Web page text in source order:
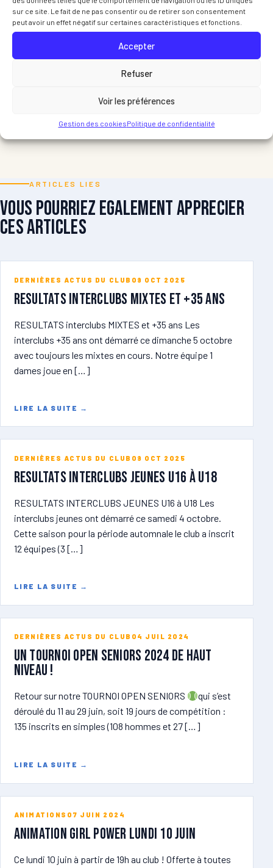
sur ce site. Le fait de ne pas consentir ou de retirer son consentement
peut avoir un effet négatif sur certaines caractéristiques et fonctions.
Accepter
Refuser
Voir les préférences
Gestion des cookiesPolitique de confidentialité
ARTICLES LIES
Vous pourriez egalement apprecier
ces articles
DERNIÈRES ACTUS DU CLUB 09 OCT 2025
RESULTATS Interclubs MIXTES et +35 ans
RESULTATS interclubs MIXTES et +35 ans Les
interclubs +35 ans ont démarré ce dimanche 5 octobre
avec toujours les mixtes en cours. Notre équipe 1
dames joue en […]
LIRE LA SUITE →
DERNIÈRES ACTUS DU CLUB 09 OCT 2025
RESULTATS INTERCLUBS JEUNES U16 à U18
RESULTATS INTERCLUBS JEUNES U16 à U18 Les
interclubs jeunes ont démarré ce samedi 4 octobre.
Cette saison pour la période automnale le club a inscrit
12 équipes (3 […]
LIRE LA SUITE →
DERNIÈRES ACTUS DU CLUB 04 JUIL 2024
Un tournoi open seniors 2024 de haut
niveau !
Retour sur notre TOURNOI OPEN SENIORS
qui s’est
déroulé du 11 au 29 juin, soit 19 jours de compétition :
135 inscrits en simples (108 hommes et 27 […]
LIRE LA SUITE →
ANIMATIONS 07 JUIN 2024
ANIMATION GIRL POWER lundi 10 juin
Ce lundi 10 juin à partir de 19h au club ! Offerte à toutes